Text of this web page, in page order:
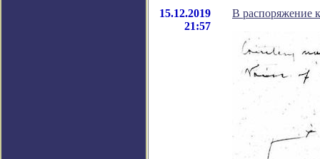
15.12.2019
21:57
В распоряжение